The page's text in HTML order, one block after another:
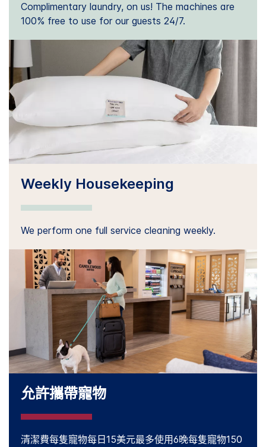
Complimentary laundry, on us! The machines are
100% free to use for our guests 24/7.
Weekly Housekeeping
We perform one full service cleaning weekly.
允許攜帶寵物
清潔費每隻寵物每日15美元最多使用6晚每隻寵物150